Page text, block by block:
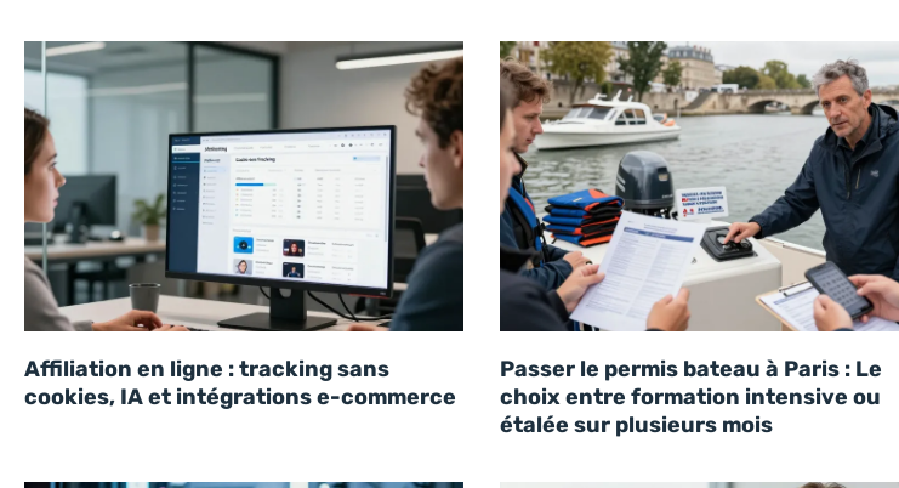
Affiliation en ligne : tracking sans
cookies, IA et intégrations e-commerce
Passer le permis bateau à Paris : Le
choix entre formation intensive ou
étalée sur plusieurs mois